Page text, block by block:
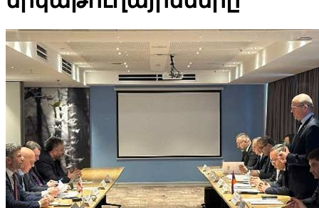
Էկոնոմիկայի նախարարությունում քննարկել են TRIP ծրագրի
իրագործման մեխանիզմների կատարելագործումը